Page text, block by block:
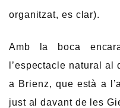
organitzat, es clar).
Amb la boca
l’espectacle natural
a Brienz, que està a
just al davant de les